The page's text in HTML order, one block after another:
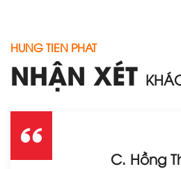
HUNG TIEN PHAT
NHẬN XÉT
C. Hồng